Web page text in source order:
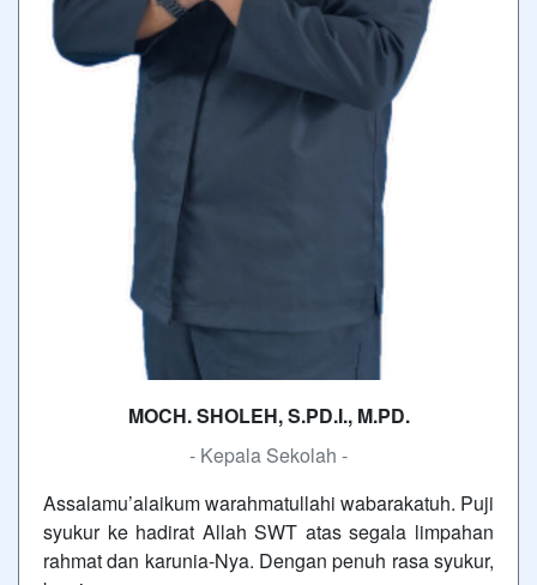
MOCH. SHOLEH, S.PD.I., M.PD.
- Kepala Sekolah -
Assalamu’alaikum warahmatullahi wabarakatuh. Puji
syukur ke hadirat Allah SWT atas segala limpahan
rahmat dan karunia-Nya. Dengan penuh rasa syukur,